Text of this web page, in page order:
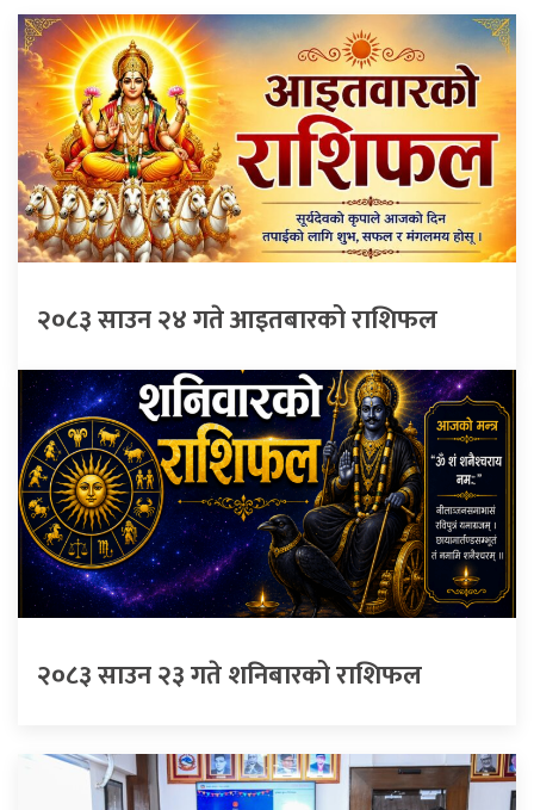
२०८३ साउन २४ गते आइतबारको राशिफल
२०८३ साउन २३ गते शनिबारको राशिफल